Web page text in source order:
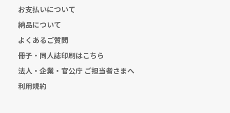
お支払いについて
納品について
よくあるご質問
冊子・同人誌印刷はこちら
法人・企業・官公庁 ご担当者さまへ
利用規約